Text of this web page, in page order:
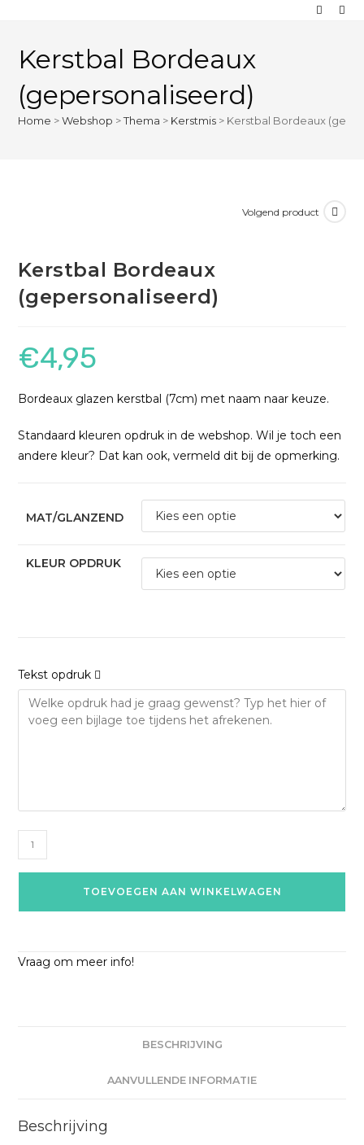
Kerstbal Bordeaux
(gepersonaliseerd)
Home >Webshop >Thema > Kerstmis > Kerstbal Bordeaux
Volgend product
Kerstbal Bordeaux
(gepersonaliseerd)
€4,95
Bordeaux glazen kerstbal (7cm) met naam naar keuze.
Standaard kleuren opdruk in de webshop. Wil je toch een
andere kleur? Dat kan ook, vermeld dit bij de opmerking.
MAT/GLANZEND
KLEUR OPDRUK
Tekst opdruk
TOEVOEGEN AAN WINKELWAGEN
Vraag om meer info!
BESCHRIJVING
AANVULLENDE INFORMATIE
Beschrijving